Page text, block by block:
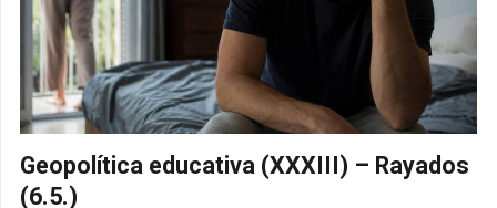
Geopolítica educativa (XXXIII) – Rayados
(6.5.)